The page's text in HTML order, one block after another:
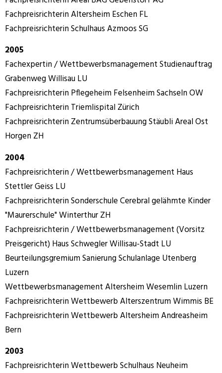
Fachpreisrichterin Altersheim Eschen FL
Fachpreisrichterin Schulhaus Azmoos SG
2005
Fachexpertin / Wettbewerbsmanagement Studienauftrag
Grabenweg Willisau LU
Fachpreisrichterin Pflegeheim Felsenheim Sachseln OW
Fachpreisrichterin Triemlispital Zürich
Fachpreisrichterin Zentrumsüberbauung Stäubli Areal Ost
Horgen ZH
2004
Fachpreisrichterin / Wettbewerbsmanagement Haus
Stettler Geiss LU
Fachpreisrichterin Sonderschule Cerebral gelähmte Kinder
"Maurerschule" Winterthur ZH
Fachpreisrichterin / Wettbewerbsmanagement (Vorsitz
Preisgericht) Haus Schwegler Willisau-Stadt LU
Beurteilungsgremium Sanierung Schulanlage Utenberg
Luzern
Wettbewerbsmanagement Altersheim Wesemlin Luzern
Fachpreisrichterin Wettbewerb Alterszentrum Wimmis BE
Fachpreisrichterin Wettbewerb Altersheim Andreasheim
Bern
2003
Fachpreisrichterin Wettbewerb Schulhaus Neuheim